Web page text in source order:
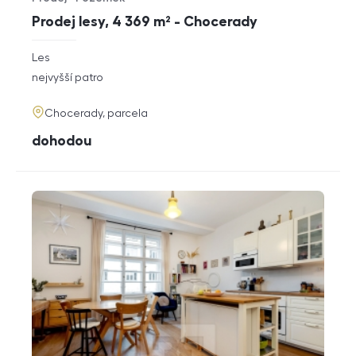
Prodej lesy, 4 369 m² - Chocerady
Typ nabídky
Typ nemovitosti
rozměry
Les
funkce
nejvyšší patro
adresa
Chocerady, parcela
cena
dohodou